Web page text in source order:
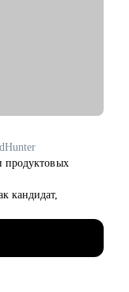
продуктовых
кандидат,
с
— сама его